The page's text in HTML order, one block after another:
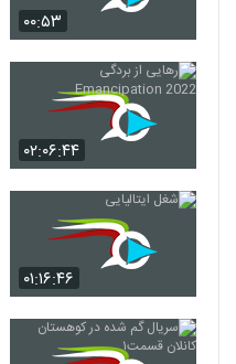
۰۰:۵۳
۰۲:۰۶:۴۴
۰۱:۱۶:۴۶